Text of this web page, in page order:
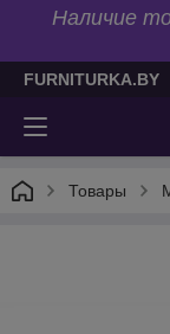
Наличие
FURNITURKA.BY
Товары